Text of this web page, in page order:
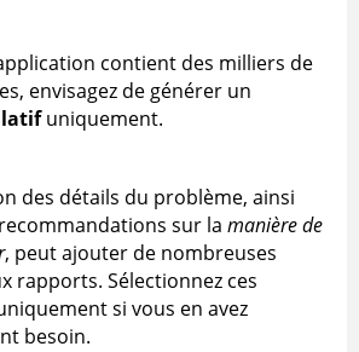
contient des milliers de
envisagez de générer un
uniquement.
des détails du problème, ainsi
sur la manière de
, peut ajouter de nombreuses
rapports. Sélectionnez ces
si vous en avez
besoin.